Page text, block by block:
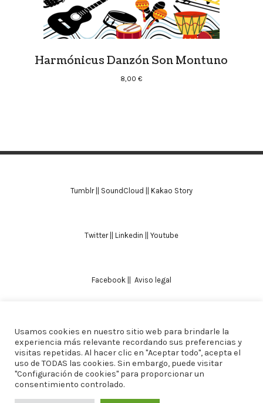
Harmónicus Danzón Son Montuno
8,00€
Tumblr|| SoundCloud Kakao Story
Twitter|| Linkedin Youtube
Facebook Aviso legal
TODOS LOS DERECHOS RESERVADOS. ALICIA
DOMINGUEZ ARCOS || DISEÑOCREW ESTUDIO
Usamos cookies en nuestro sitio web para brindarle la
experiencia más relevante recordando sus preferencias y
visitas repetidas. Al hacer clic en "Aceptar todo", acepta el
uso de TODAS las cookies. Sin embargo, puede visitar
"Configuración de cookies" para proporcionar un
consentimiento controlado.